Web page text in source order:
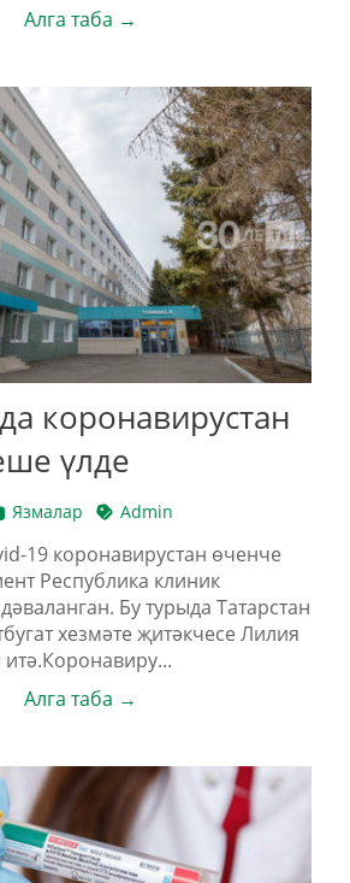
Алга таба →
коронавирустан
үлде
Язмалар Admin
19 коронавирустан өченче
Республика клиник
Бу турыда Татарстан
хезмәте җитәкчесе Лилия
Алга таба →